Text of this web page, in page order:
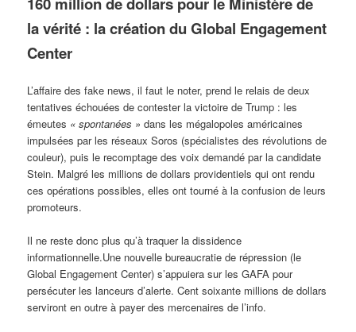
la vérité : la création du Global Engagement
Center
L’affaire des fake news, il faut le noter, prend le relais de deux
tentatives échouées de contester la victoire de Trump : les
émeutes « spontanées » dans les mégalopoles américaines
impulsées par les réseaux Soros (spécialistes des révolutions de
couleur), puis le recomptage des voix demandé par la candidate
Stein. Malgré les millions de dollars providentiels qui ont rendu
ces opérations possibles, elles ont tourné à la confusion de leurs
promoteurs.
Il ne reste donc plus qu’à traquer la dissidence
informationnelle.Une nouvelle bureaucratie de répression (le
Global Engagement Center) s’appuiera sur les GAFA pour
persécuter les lanceurs d’alerte. Cent soixante millions de dollars
serviront en outre à payer des mercenaires de l’info.